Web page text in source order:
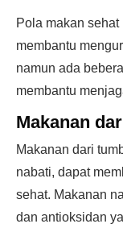
Pola makan
membantu
namun ada
membantu
Makanan
Makanan dari
nabati, dapat
sehat. Makanan
dan antioksidan